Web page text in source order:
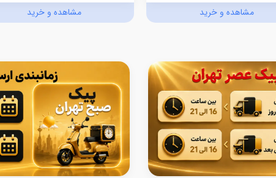
مشاهده و خرید مشاهده و خرید